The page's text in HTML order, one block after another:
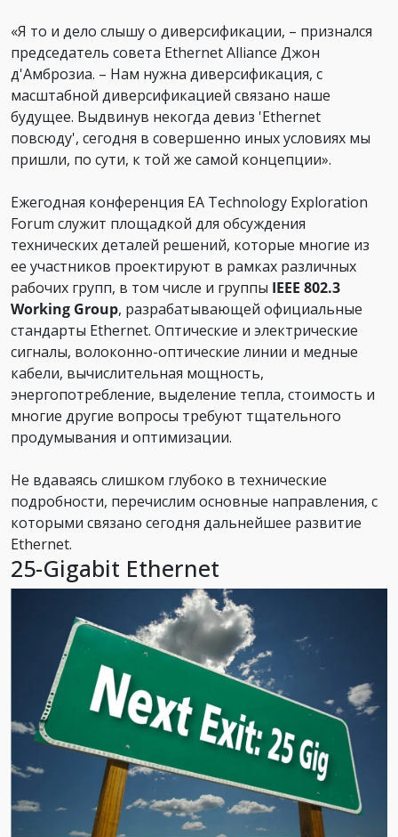
«Я то и дело слышу о диверсификации, – признался
председатель совета Ethernet Alliance Джон
д'Амброзиа. – Нам нужна диверсификация, с
масштабной диверсификацией связано наше
будущее. Выдвинув некогда девиз 'Ethernet
повсюду', сегодня в совершенно иных условиях мы
пришли, по сути, к той же самой концепции».
Ежегодная конференция EA Technology Exploration
Forum служит площадкой для обсуждения
технических деталей решений, которые многие из
ее участников проектируют в рамках различных
рабочих групп, в том числе и группы IEEE 802.3
Working Group, разрабатывающей официальные
стандарты Ethernet. Оптические и электрические
сигналы, волоконно-оптические линии и медные
кабели, вычислительная мощность,
энергопотребление, выделение тепла, стоимость и
многие другие вопросы требуют тщательного
продумывания и оптимизации.
Не вдаваясь слишком глубоко в технические
подробности, перечислим основные направления, с
которыми связано сегодня дальнейшее развитие
Ethernet.
25-Gigabit Ethernet